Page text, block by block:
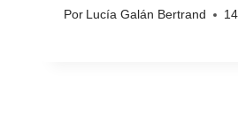
Por Lucía Galán Bertrand